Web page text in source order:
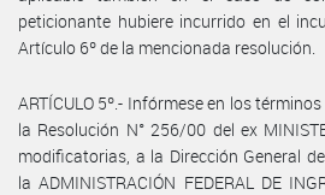
peticionante hubiere incurrido en el
Artículo 6º de la mencionada resolución.
ARTÍCULO 5º.- Infórmese en los
la Resolución N° 256/00 del ex
modificatorias, a la Dirección General
la ADMINISTRACIÓN FEDERAL DE